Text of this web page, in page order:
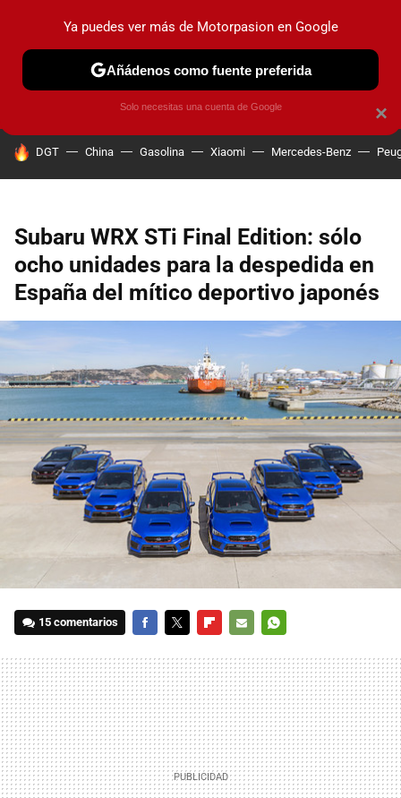
PRUEBAS COCHES ELÉCTRICOS OBSERVATORIO
HOY SE HABLA DE
DGT China Gasolina Xiaomi Mercedes-Benz
Subaru WRX STi Final Edition: sólo
ocho unidades para la despedida en
España del mítico deportivo japonés
15 comentarios
MAIL
×
Ya puedes ver más de Motorpasion en Google
Añádenos como fuente preferida
Solo necesitas una cuenta de Google